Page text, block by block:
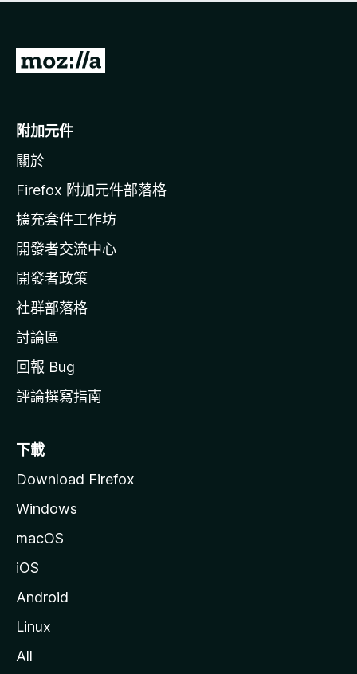
有
前
o
i
l
a
官
網
附加元件
關於
Firefox 附加元件部落格
擴充套件工作坊
開發者交流中心
開發者政策
社群部落格
討論區
回報 Bug
評論撰寫指南
下載
Download Firefox
Windows
macOS
iOS
Android
Linux
All